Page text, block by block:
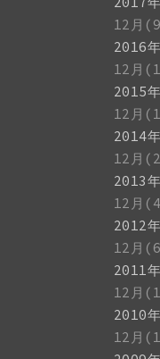
12月
2016年
12月
2015年
12月
2014年
12月
2013年
12月
2012年
12月
2011年
12月
2010年
12月